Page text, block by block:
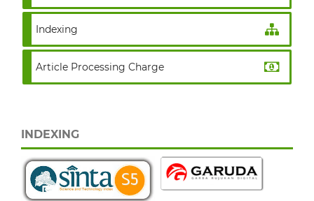
Indexing
Article Processing Charge
INDEXING